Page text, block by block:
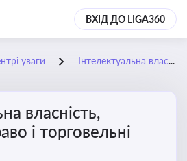
ВХІД ДО LIGA360
уваги Інтелектуальна власність, авторське право і торговельні марки
власність,
і торговельні